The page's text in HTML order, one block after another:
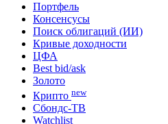
Портфель
Консенсусы
Поиск облигаций (ИИ)
Кривые доходности
ЦФА
Best bid/ask
Золото
Крипто new
Сбондс-ТВ
Watchlist